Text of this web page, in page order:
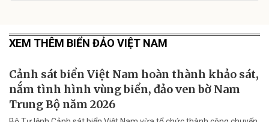
XEM THÊM BIỂN ĐẢO VIỆT NAM
Cảnh sát biển Việt Nam hoàn thành khảo sát,
nắm tình hình vùng biển, đảo ven bờ Nam
Trung Bộ năm 2026